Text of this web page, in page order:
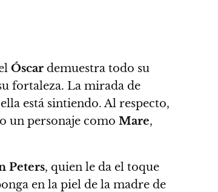
Óscar demuestra todo su
fortaleza. La mirada de
está sintiendo. Al respecto,
un personaje como Mare,
Peters, quien le da el toque
en la piel de la madre de